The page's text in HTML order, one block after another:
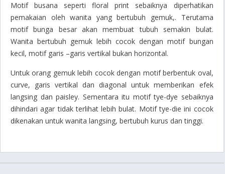
Motif busana seperti floral print sebaiknya diperhatikan
pemakaian oleh wanita yang bertubuh gemuk,. Terutama
motif bunga besar akan membuat tubuh semakin bulat.
Wanita bertubuh gemuk lebih cocok dengan motif bungan
kecil, motif garis –garis vertikal bukan horizontal.
Untuk orang gemuk lebih cocok dengan motif berbentuk oval,
curve, garis vertikal dan diagonal untuk memberikan efek
langsing dan paisley. Sementara itu motif tye-dye sebaiknya
dihindari agar tidak terlihat lebih bulat. Motif tye-die ini cocok
dikenakan untuk wanita langsing, bertubuh kurus dan tinggi.